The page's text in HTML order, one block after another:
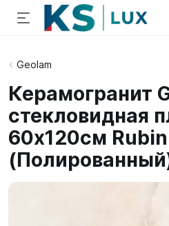
Geolam
Керамогранит
стекловидная
60х120см